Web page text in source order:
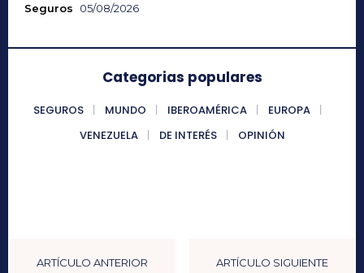
Seguros 05/08/2026
Categorias populares
SEGUROS MUNDO IBEROAMÉRICA
EUROPA
VENEZUELA
DE INTERÉS OPINIÓN
ARTÍCULO ANTERIOR ARTÍCULO SIGUIENTE